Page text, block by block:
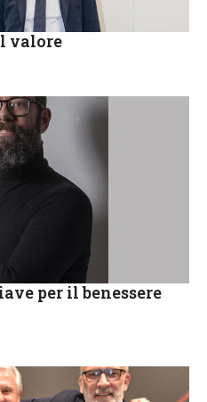
valore
per il benessere